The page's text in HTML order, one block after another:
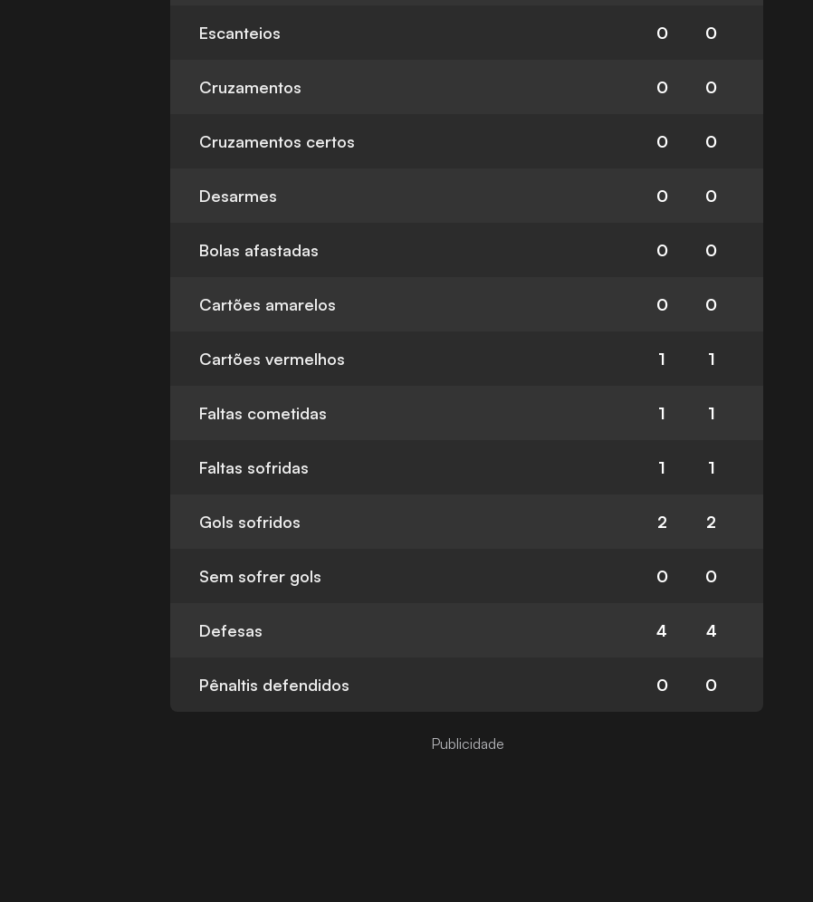
Escanteios 0 0
Cruzamentos 0 0
Cruzamentos certos 0 0
Desarmes 0 0
Bolas afastadas 0 0
Cartões amarelos 0 0
Cartões vermelhos 1 1
Faltas cometidas 1 1
Faltas sofridas 1 1
Gols sofridos 2 2
Sem sofrer gols 0 0
Defesas 4 4
Pênaltis defendidos 0 0